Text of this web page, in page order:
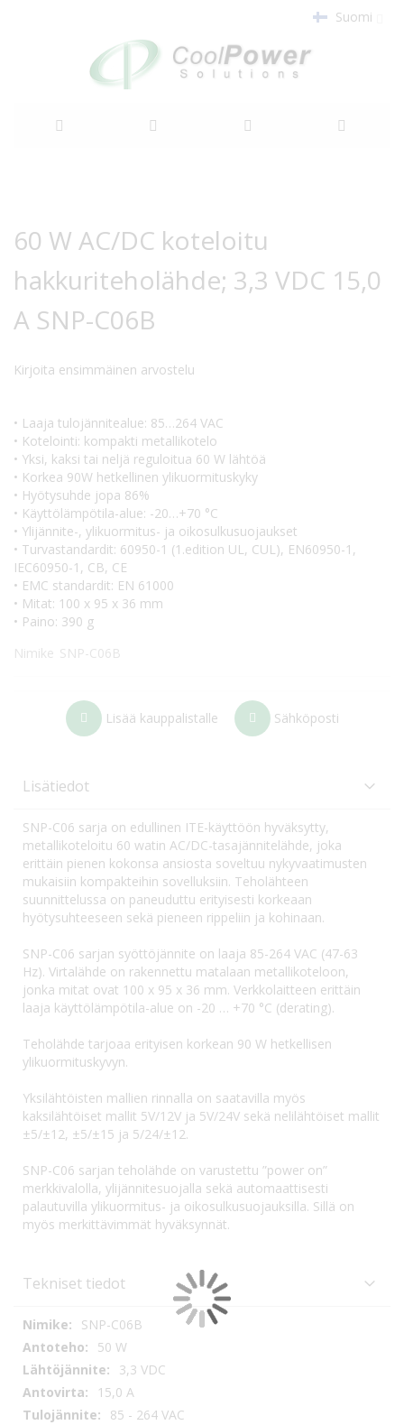
Suomi
loppuun
alkuun
60 W AC/DC koteloitu
hakkuriteholähde; 3,3 VDC 15,0
A SNP-C06B
Kirjoita ensimmäinen arvostelu
• Laaja tulojännitealue: 85…264 VAC
• Kotelointi: kompakti metallikotelo
• Yksi, kaksi tai neljä reguloitua 60 W lähtöä
• Korkea 90W hetkellinen ylikuormituskyky
• Hyötysuhde jopa 86%
• Käyttölämpötila-alue: -20…+70 °C
• Ylijännite-, ylikuormitus- ja oikosulkusuojaukset
• Turvastandardit: 60950-1 (1.edition UL, CUL), EN60950-1,
IEC60950-1, CB, CE
• EMC standardit: EN 61000
• Mitat: 100 x 95 x 36 mm
• Paino: 390 g
Nimike SNP-C06B
Lisää kauppalistalle Sähköposti
Lisätiedot
SNP-C06 sarja on edullinen ITE-käyttöön hyväksytty,
metallikoteloitu 60 watin AC/DC-tasajännitelähde, joka
erittäin pienen kokonsa ansiosta soveltuu nykyvaatimusten
mukaisiin kompakteihin sovelluksiin. Teholähteen
suunnittelussa on paneuduttu erityisesti korkeaan
hyötysuhteeseen sekä pieneen rippeliin ja kohinaan.
SNP-C06 sarjan syöttöjännite on laaja 85-264 VAC (47-63
Hz). Virtalähde on rakennettu matalaan metallikoteloon,
jonka mitat ovat 100 x 95 x 36 mm. Verkkolaitteen erittäin
laaja käyttölämpötila-alue on -20 … +70 °C (derating).
Teholähde tarjoaa erityisen korkean 90 W hetkellisen
ylikuormituskyvyn.
Yksilähtöisten mallien rinnalla on saatavilla myös
kaksilähtöiset mallit 5V/12V ja 5V/24V sekä nelilähtöiset mallit
±5/±12, ±5/±15 ja 5/24/±12.
SNP-C06 sarjan teholähde on varustettu ”power on”
merkkivalolla, ylijännitesuojalla sekä automaattisesti
palautuvilla ylikuormitus- ja oikosulkusuojauksilla. Sillä on
myös merkittävimmät hyväksynnät.
Tekniset tiedot
Tekniset
tiedot
SNP-C06B
50 W
3,3 VDC
15,0 A
85 - 264 VAC